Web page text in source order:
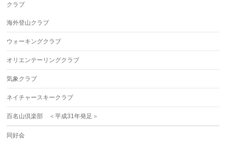
クラブ
海外登山クラブ
ウォーキングクラブ
オリエンテーリングクラブ
気象クラブ
ネイチャースキークラブ
百名山倶楽部 ＜平成31年発足＞
同好会